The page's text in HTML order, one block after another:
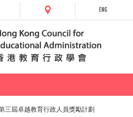
ENG
三屆卓越教育行政人員獎勵計劃